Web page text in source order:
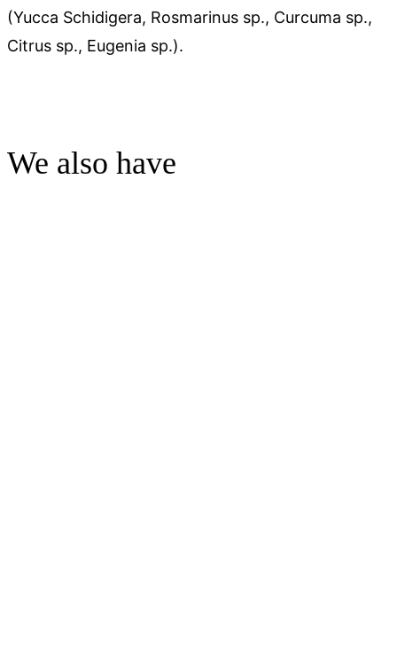
(Yucca Schidigera, Rosmarinus sp., Curcuma sp.,
Citrus sp., Eugenia sp.).
We also have